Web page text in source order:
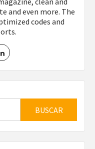
and even more. The
codes and